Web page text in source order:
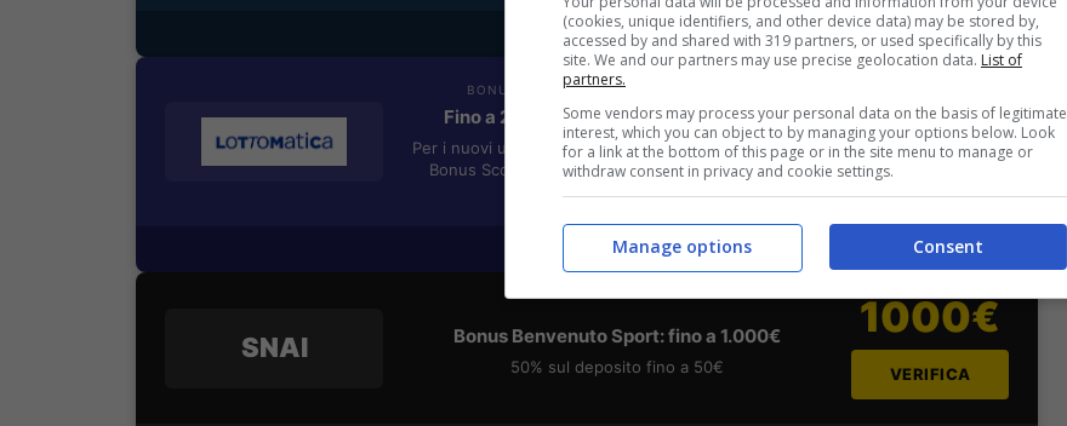
Mostra Informazioni
BONUS BENVENUTO LOTTOMATICA: 2050€
Fino a 2050€ bonus scommesse e sport
Per i nuovi utenti della piattaforma: 100% fino a 50€ in
Bonus Scommesse + 100% fino a 2000€ in Bonus
2050€
VERIFICA
Mostra Informazioni
SNAI Bonus Benvenuto Sport: fino a 1.000€
50% sul deposito fino a 50€
1000€
VERIFICA
(cookies, unique identifiers, and other device data) may be stored by,
accessed by and shared with 319 partners, or used specifically by this
site. We and our partners may use precise geolocation data. List of
partners.
Some vendors may process your personal data on the basis of legitimate
interest, which you can object to by managing your options below. Look
for a link at the bottom of this page or in the site menu to manage or
withdraw consent in privacy and cookie settings.
Consent
Manage options